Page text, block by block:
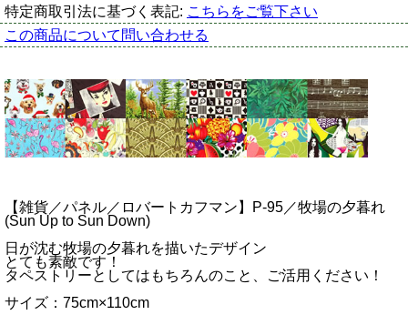
特定商取引法に基づく表記: こちらをご覧下さい
この商品について問い合わせる
【雑貨／パネル／ロバートカフマン】P-95／牧場の夕暮れ
(Sun Up to Sun Down)
日が沈む牧場の夕暮れを描いたデザイン
とても素敵です！
タペストリーとしてはもちろんのこと、ご活用ください！
サイズ：75cm×110cm